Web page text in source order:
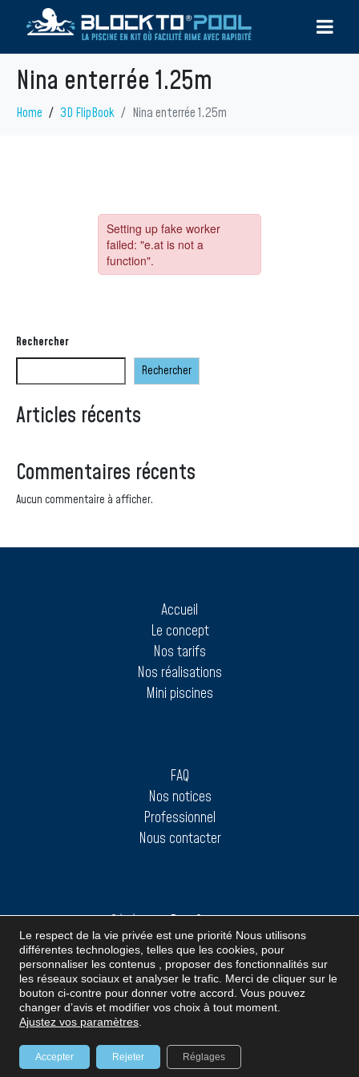
Nina enterrée 1.25m
Home 3D FlipBook Nina enterrée 1.25m
Rechercher
Rechercher
Articles récents
Commentaires récents
Aucun commentaire à afficher.
Accueil
Le concept
Nos tarifs
Nos réalisations
Mini piscines
FAQ
Nos notices
Professionnel
Nous contacter
Génération Bien Construire
BLOCKTO® FARM
Mentions légales–Création Agence iStudio
Le respect de la vie privée est une priorité Nous utilisons
différentes technologies, telles que les cookies, pour
personnaliser les contenus , proposer des fonctionnalités sur
les réseaux sociaux et analyser le trafic. Merci de cliquer sur le
bouton ci-contre pour donner votre accord. Vous pouvez
changer d’avis et modifier vos choix à tout moment.
Ajustez vos paramètres
Accepter Rejeter Réglages